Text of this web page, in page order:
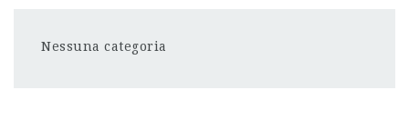
Nessuna categoria